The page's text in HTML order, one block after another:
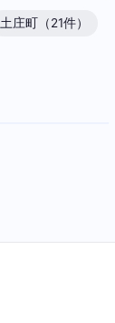
土庄町（21件）